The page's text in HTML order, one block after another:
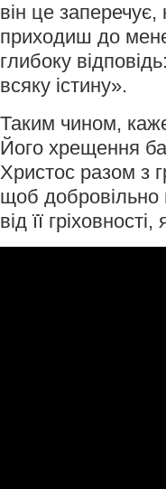
він це
приходиш до
глибоку
всяку істину».
Таким чином,
Його хрещення
Христос разом з
щоб добровільно
від її